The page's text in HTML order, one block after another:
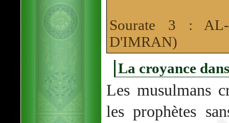
Sourate 3 :
D'IMRAN)
La croyance
Les musulmans
les prophètes